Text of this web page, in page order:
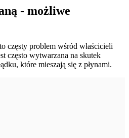
- możliwe
częsty problem wśród właścicieli
często wytwarzana na skutek
które mieszają się z płynami.